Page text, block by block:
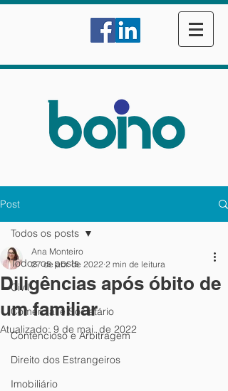
Post
Todos os posts
Civil
Comercial e Societário
Contencioso e Arbitragem
Direito dos Estrangeiros
Imobiliário
Todos os posts
Diligências após óbito de
um familiar
Ana Monteiro
27 de abr. de 2022 2 min de leitura
Atualizado: 9 de mai. de 2022